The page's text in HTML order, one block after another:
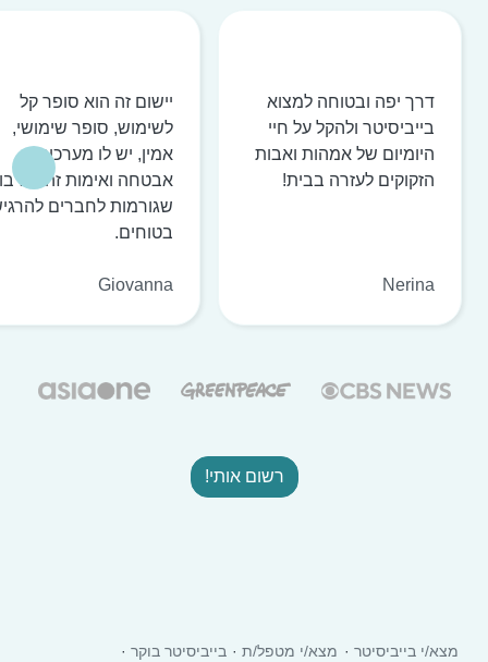
דרך יפה ובטוחה למצוא
בייביסיטר ולהקל על חיי
היומיום של אמהות ואבות
הזקוקים לעזרה בבית!
Nerina
יישום זה הוא סופר קל
לשימוש, סופר שימושי,
אמין, יש לו מערכות
אבטחה ואימות זהות
שגורמות לחברים
בטוחים.
Giovanna
רשום אותי!
מצא/י בייביסיטר מצא/י מטפל/ת
בייביסיטר בוקר